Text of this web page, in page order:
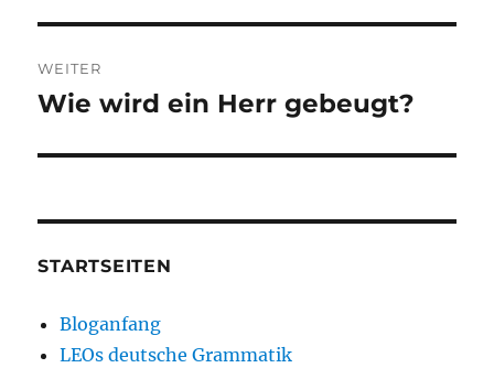
WEITER
Nächster
Wie wird ein Herr gebeugt?
STARTSEITEN
Bloganfang
LEOs deutsche Grammatik